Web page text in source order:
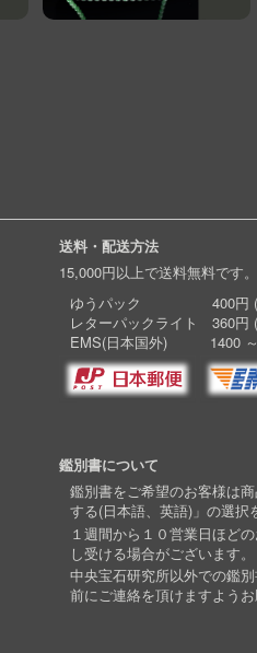
送料・配送方法
15,000円以上で送料無料です。
ゆうパック 400円 (日
レターパックライト 360円
EMS(日本国外) 1400 ～
鑑別書について
鑑別書をご希望のお客様は
する(日本語、英語)」の選択
１週間から１０営業日ほど
し受ける場合がございます。
中央宝石研究所以外での鑑
前にご連絡を頂けますようお